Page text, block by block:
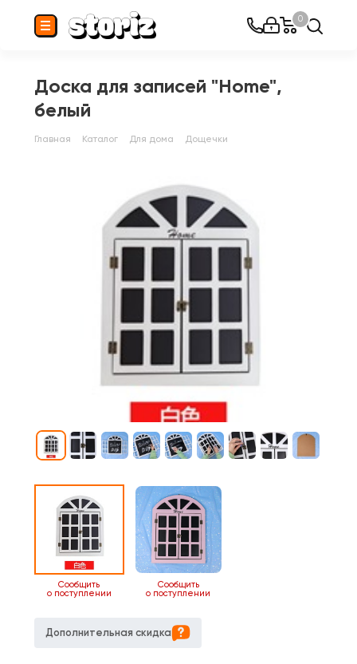
0
Доска для записей "Home",
белый
Главная Каталог Для дома Дощечки
Сообщить
о поступлении
Сообщить
о поступлении
Дополнительная скидка